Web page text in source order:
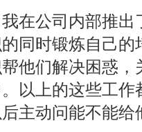
在公司内部推
同时锻炼自己
他们解决困惑
以上的这些工
主动问能不能